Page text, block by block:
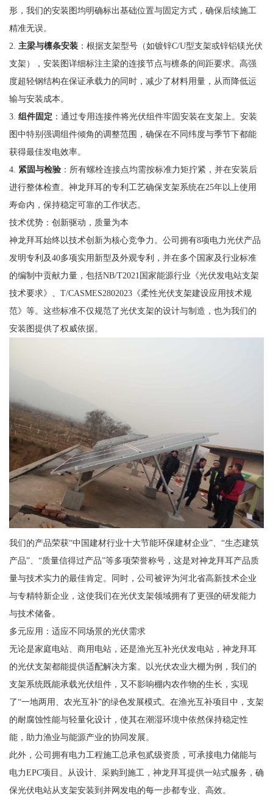
形，我们的安装图均明确标出基础位置与固定方式，确保后续施工
精准无误。
2. 主梁与檩条安装：根据支架型号（如镀锌C/U型支架或锌铝镁光伏
支架），安装图详细标注主梁的连接节点与檩条的间距要求。高强
度超轻钢结构在保证承载力的同时，减少了材料用量，从而降低运
输与安装成本。
3. 组件固定 ：通过专用连接件将光伏组件牢固安装在支架上。安装
图中特别强调组件倾角的调整范围，确保在不同纬度与季节下都能
获得最佳发电效率。
4. 紧固与检验：所有螺栓连接点均需按标准力矩拧紧，并在安装后
进行整体检查。神龙拜耳的专利工艺确保支架系统在25年以上使用
寿命内，保持稳定可靠的工作状态。
技术优势：创新驱动，质量为本
神龙拜耳始终以技术创新为核心竞争力。公司拥有8项电力光伏产品
发明专利及40多项实用新型及外观专利，并在多个国家及行业标准
的编制中贡献力量，包括NB/T2021国家能源行业《光伏发电站支架
技术要求》、T/CASMES2802023《柔性光伏支架建设应用技术规
范》等。这些标准不仅规范了光伏支架的设计与制造，也为我们的
安装图提供了权威依据。
我们的产品荣获“中国建材行业十大节能环保建材企业”、“生态建筑
产品”、“质量信得过产品”等多项荣誉称号，这是对神龙拜耳产品质
量与技术实力的最佳肯定。同时，公司被评为河北省高新技术企业
与专精特新企业，这使我们在光伏支架领域拥有了更强的研发能力
与技术储备。
多元应用：适应不同场景的光伏需求
无论是家庭电站、商用电站，还是渔光互补光伏发电站，神龙拜耳
的光伏支架都能提供适配解决方案。以光伏农业大棚为例，我们的
支架系统既能承载光伏组件，又不影响棚内农作物的生长，实现
了“一地两用、农光互补”的绿色发展模式。在渔光互补项目中，支架
的耐腐蚀性能与轻量化设计，使其在潮湿环境中依然保持稳定性
能，助力渔业与能源产业的协同发展。
此外，公司拥有电力工程施工总承包贰级资质，可承接电力储能与
电力EPC项目。从设计、采购到施工，神龙拜耳提供一站式服务，确
保光伏电站从支架安装到并网发电的每一步都专业、高效。